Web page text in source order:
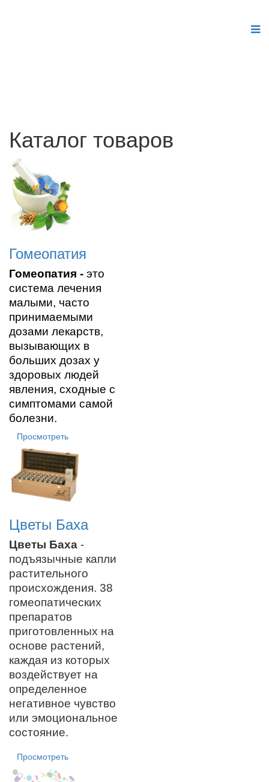
Каталог товаров
Гомеопатия
Гомеопатия - это
система лечения
малыми, часто
принимаемыми
дозами лекарств,
вызывающих в
больших дозах у
здоровых людей
явления, сходные с
симптомами самой
болезни.
Просмотреть
Цветы Баха
Цветы Баха -
подъязычные капли
растительного
происхождения. 38
гомеопатических
препаратов
приготовленных на
основе растений,
каждая из которых
воздействует на
определенное
негативное чувство
или эмоциональное
состояние.
Просмотреть